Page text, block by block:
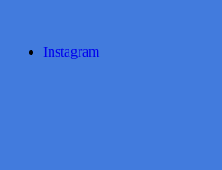
Instagram